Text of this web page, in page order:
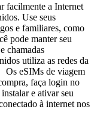
facilmente a Internet
Use seus
e familiares, como
pode manter seu
chamadas
utiliza as redes da
eSIMs de viagem
faça login no
e ativar seu
à internet nos